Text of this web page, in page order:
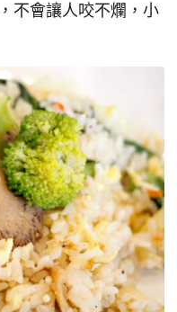
不會讓人咬不爛，小